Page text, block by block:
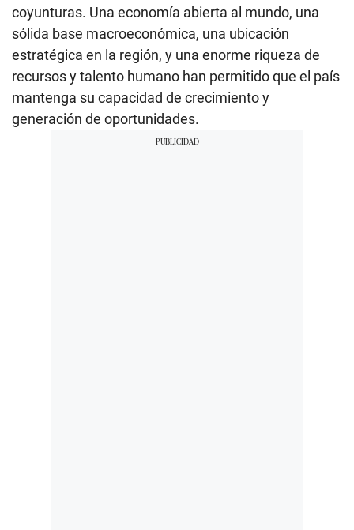
coyunturas. Una economía abierta al mundo, una
sólida base macroeconómica, una ubicación
estratégica en la región, y una enorme riqueza de
recursos y talento humano han permitido que el país
mantenga su capacidad de crecimiento y
generación de oportunidades.